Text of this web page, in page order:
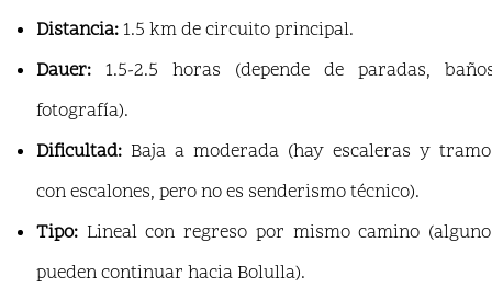
Distancia:1.5 km de circuito principal.
Dauer: 1.5-2.5 horas (depende de paradas,
fotografía).
Dificultad: Baja a moderada (hay escaleras y
con escalones, pero no es senderismo técnico).
Tipo: Lineal con regreso por mismo camino
pueden continuar hacia Bolulla).